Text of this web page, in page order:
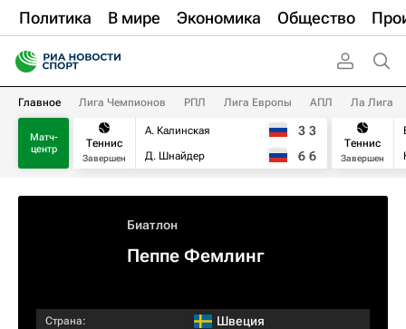
Политика В мире Экономика Общество
Главное Лига Чемпионов РПЛ Лига Европы АПЛ Ла Лига
Матч-
центр
Теннис
Завершен
А. Калинская
Д. Шнайдер
3 3
6 6
Теннис
Завершен
Биатлон
Пеппе Фемлинг
Страна: Швеция